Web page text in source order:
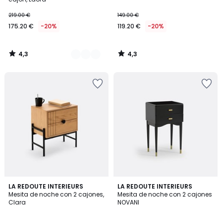
219.00 €
175.20 € -20%
4,3
/
149.00 €
119.20 € -20%
4,3
/
LA REDOUTE INTERIEURS
Mesita de noche con 2 cajones,
Clara
4,4
/ 5
LA REDOUTE INTERIEURS
Mesita de noche con 2 cajones
NOVANI
4,6
/ 5